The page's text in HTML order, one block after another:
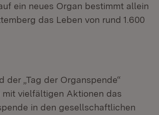
ein neues Organ bestimmt allein
das Leben von rund 1.600
der „Tag der Organspende“
mit vielfältigen Aktionen das
in den gesellschaftlichen